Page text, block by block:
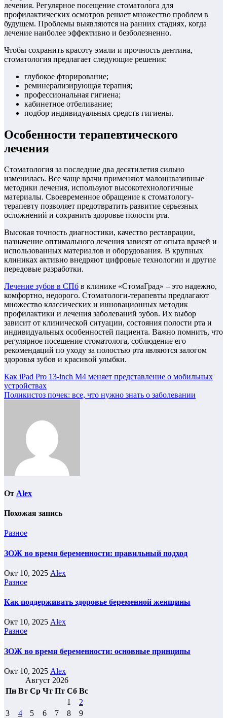
лечения. Регулярное посещение стоматолога для
профилактических осмотров решает множество проблем в
будущем. Проблемы выявляются на ранних стадиях, когда
лечение наиболее эффективно и безболезненно.
Чтобы сохранить красоту эмали и прочность дентина,
стоматология предлагает следующие решения:
глубокое фторирование;
реминерализирующая терапия;
профессиональная гигиена;
кабинетное отбеливание;
подбор индивидуальных средств гигиены.
Особенности терапевтического
лечения
Стоматология за последние два десятилетия сильно
изменилась. Все чаще врачи применяют малоинвазивные
методики лечения, используют высокотехнологичные
материалы. Своевременное обращение к стоматологу-
терапевту позволяет предотвратить развитие серьезных
осложнений и сохранить здоровье полости рта.
Высокая точность диагностики, качество реставрации,
назначение оптимального лечения зависят от опыта врачей и
использованных материалов и оборудования. В крупных
клиниках активно внедряют цифровые технологии и другие
передовые разработки.
Лечение зубов в СПб в клинике «СтомаГрад» – это надежно,
комфортно, недорого. Стоматологи-терапевты предлагают
множество классических и инновационных методик
профилактики и лечения заболеваний зубов. Их выбор
зависит от клинической ситуации, состояния полости рта и
индивидуальных особенностей пациента. Важно помнить, что
регулярное посещение стоматолога, соблюдение его
рекомендаций по уходу за полостью рта являются залогом
здоровья зубов и красивой улыбки.
Навигация
по
Как iPad Pro 13-inch M4 меняет представление о мобильных
устройствах
Поликистоз почек: все, что нужно знать о заболевании
От Alex
Похожая запись
Разное
ЗОЖ во время беременности: правильный подход
Окт 10, 2025 Alex
Разное
Как поддерживать здоровье беременной женщины
Окт 10, 2025 Alex
Разное
ЗОЖ во время беременности: основные принципы
Окт 10, 2025 Alex
Август 2026
Пн Вт Ср Чт Пт Сб Вс
1
2
3
4 5 6 7 8
9